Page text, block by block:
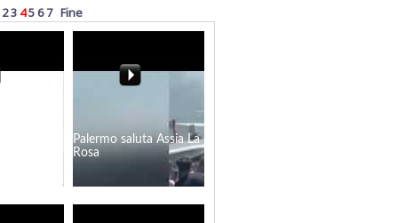
23 456 7 Fine
Palermo saluta Assia La
Rosa